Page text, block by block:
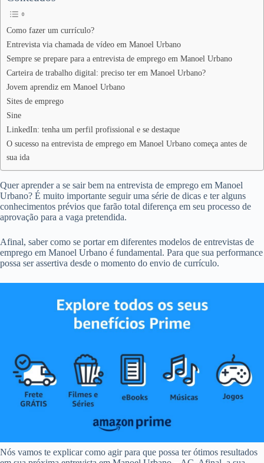
Como fazer um currículo?
Entrevista via chamada de vídeo em Manoel Urbano
Sempre se prepare para a entrevista de emprego em Manoel Urbano
Carteira de trabalho digital: preciso ter em Manoel Urbano?
Jovem aprendiz em Manoel Urbano
Sites de emprego
Sine
LinkedIn: tenha um perfil profissional e se destaque
O sucesso na entrevista de emprego em Manoel Urbano começa antes de
sua ida
Quer aprender a se sair bem na entrevista de emprego em Manoel
Urbano? É muito importante seguir uma série de dicas e ter alguns
conhecimentos prévios que farão total diferença em seu processo de
aprovação para a vaga pretendida.
Afinal, saber como se portar em diferentes modelos de entrevistas de
emprego em Manoel Urbano é fundamental. Para que sua performance
possa ser assertiva desde o momento do envio de currículo.
Nós vamos te explicar como agir para que possa ter ótimos resultados